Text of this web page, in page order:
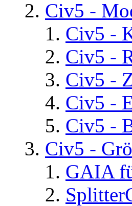
Civ5 -
Civ5 -
Civ5 -
Civ5 -
Civ5 -
Civ5 -
Civ5 -
GAIA